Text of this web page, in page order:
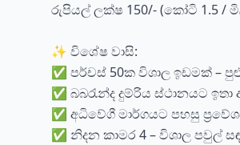
රුපියල් ලක්ෂ 150/- (කෝටි 1.5 /
✨ විශේෂ වාසි:
✅ පර්චස් 50ක විශාල ඉඩමක් –
✅ බබරැන්ද දුම්රිය ස්ථානයට
✅ අධිවේගී මාර්ගයට පහසු
✅ නිදන කාමර 4 – විශාල පවුල්